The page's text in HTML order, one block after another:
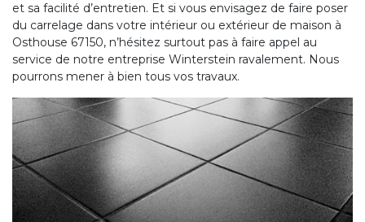
et sa facilité d’entretien. Et si vous envisagez de faire poser
du carrelage dans votre intérieur ou extérieur de maison à
Osthouse 67150, n’hésitez surtout pas à faire appel au
service de notre entreprise Winterstein ravalement. Nous
pourrons mener à bien tous vos travaux.